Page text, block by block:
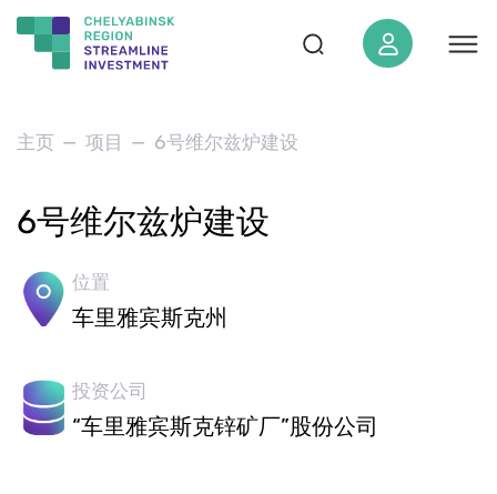
地区概况
对于投资者
投资标准
要闻
媒体材料
主页 项目 6号维尔兹炉建设
6号维尔兹炉建设
位置
车里雅宾斯克州
投资公司
“车里雅宾斯克锌矿厂”股份公司